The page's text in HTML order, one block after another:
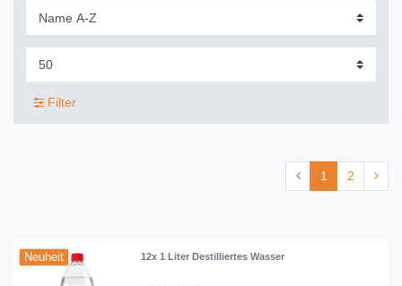
Filter
1 2
Neuheit 12x 1 Liter Destilliertes Wasser